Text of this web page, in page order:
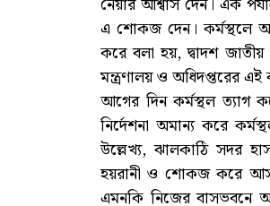
এ শোকজ দেন। কর্মস্থলে
করে বলা হয়, দ্বাদশ জাতীয়
মন্ত্রণালয় ও অধিদপ্তরের এই
আগের দিন কর্মস্থল ত্যাগ
নির্দেশনা অমান্য করে
উল্লেখ্য, ঝালকাঠি সদর
হয়রানী ও শোকজ করে
এমনকি নিজের বাসভবনে